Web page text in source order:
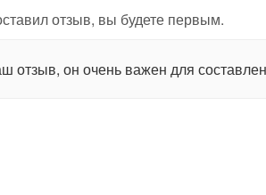
отзыв, вы будете первым.
отзыв, он очень важен для